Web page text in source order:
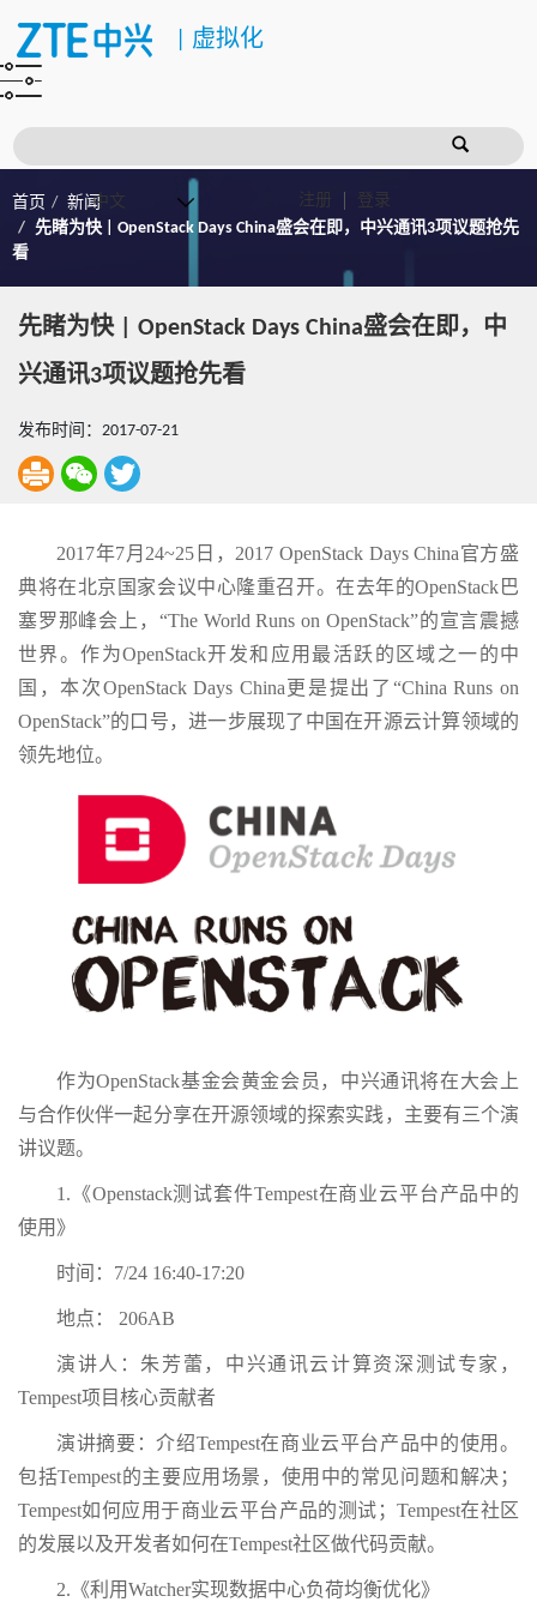
虚拟化
注册 登录
首页
新闻
先睹为快 | OpenStack Days China盛会在即，中兴通讯3项议题抢先
看
先睹为快 | OpenStack Days China盛会在即，中
兴通讯3项议题抢先看
发布时间：2017-07-21
2017年7月24~25日，2017 OpenStack Days China官方盛
典将在北京国家会议中心隆重召开。在去年的OpenStack巴
塞罗那峰会上，“The World Runs on OpenStack”的宣言震撼
世界。作为OpenStack开发和应用最活跃的区域之一的中
国，本次OpenStack Days China更是提出了“China Runs on
OpenStack”的口号，进一步展现了中国在开源云计算领域的
领先地位。
作为OpenStack基金会黄金会员，中兴通讯将在大会上
与合作伙伴一起分享在开源领域的探索实践，主要有三个演
讲议题。
1.《Openstack测试套件Tempest在商业云平台产品中的
使用》
时间：7/24 16:40-17:20
地点： 206AB
演讲人：朱芳蕾，中兴通讯云计算资深测试专家，
Tempest项目核心贡献者
演讲摘要：介绍Tempest在商业云平台产品中的使用。
包括Tempest的主要应用场景，使用中的常见问题和解决；
Tempest如何应用于商业云平台产品的测试；Tempest在社区
的发展以及开发者如何在Tempest社区做代码贡献。
2.《利用Watcher实现数据中心负荷均衡优化》